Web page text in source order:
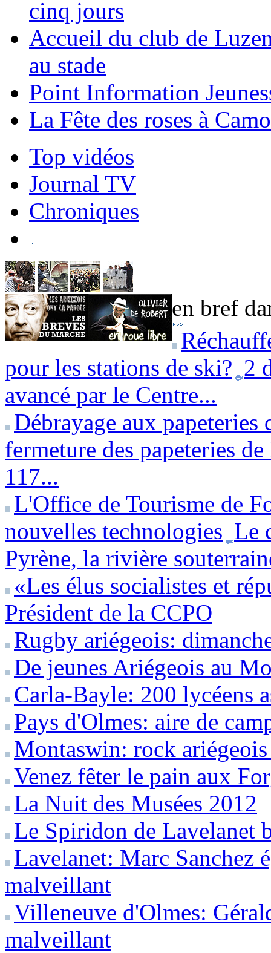
cinq jours
Accueil du club de
au stade
Point Information
La Fête des roses à
Top vidéos
Journal TV
Chroniques
en bref
pour les stations de ski? 2
avancé par le Centre...
Débrayage aux papeteries
fermeture des papeteries
117...
L'Office de Tourisme de
nouvelles technologies Le
Pyrène, la rivière
«Les élus socialistes et
Président de la CCPO
Rugby ariégeois:
De jeunes Ariégeois au
Carla-Bayle: 200 lycéens
Pays d'Olmes: aire de
Montaswin: rock ariégeois
Venez fêter le pain aux
La Nuit des Musées 2012
Le Spiridon de Lavelanet
Lavelanet: Marc Sanchez
malveillant
Villeneuve d'Olmes:
malveillant